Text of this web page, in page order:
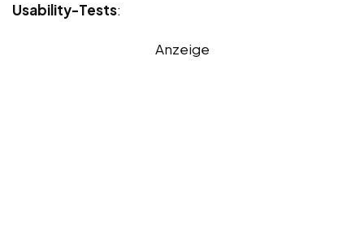
Usability-Tests:
Anzeige